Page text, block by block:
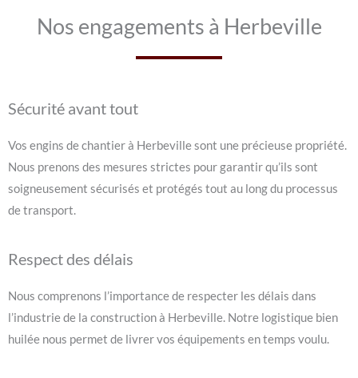
Nos engagements à Herbeville
Sécurité avant tout
Vos engins de chantier à Herbeville sont une précieuse propriété.
Nous prenons des mesures strictes pour garantir qu’ils sont
soigneusement sécurisés et protégés tout au long du processus
de transport.
Respect des délais
Nous comprenons l’importance de respecter les délais dans
l’industrie de la construction à Herbeville. Notre logistique bien
huilée nous permet de livrer vos équipements en temps voulu.